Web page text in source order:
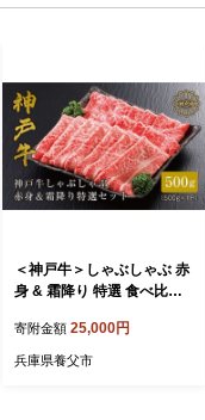
＜神戸牛＞しゃぶしゃぶ 赤
身 & 霜降り 特選 食べ比べ
神戸ビーフ 但馬牛 食べ比べ
黒毛和牛 ブランド牛 ギフト
寄附金額 25,000円
兵庫県養父市